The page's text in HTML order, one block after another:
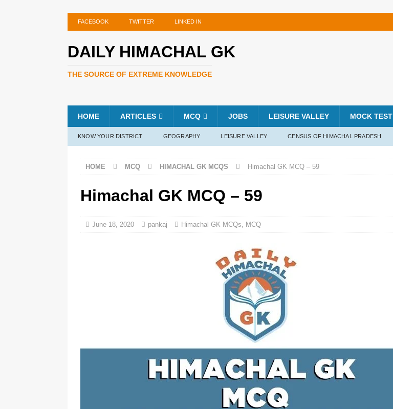
FACEBOOK TWITTER LINKED IN
DAILY HIMACHAL GK
THE SOURCE OF EXTREME KNOWLEDGE
HOME ARTICLES MCQ JOBS LEISURE VALLEY MOCK TEST
KNOW YOUR DISTRICT GEOGRAPHY LEISURE VALLEY CENSUS OF HIMACHAL PRADESH
HOME MCQ HIMACHAL GK MCQS Himachal GK MCQ – 59
Himachal GK MCQ – 59
June 18, 2020 pankaj Himachal GK MCQs, MCQ